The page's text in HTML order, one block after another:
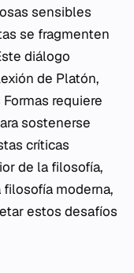
sensibles
se fragmenten
diálogo
de Platón,
requiere
sostenerse
críticas
de la filosofía,
moderna,
estos desafíos